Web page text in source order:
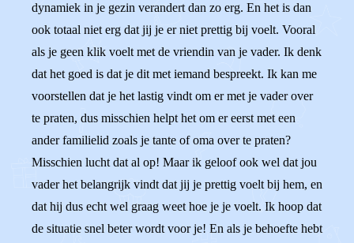
dynamiek in je gezin verandert dan zo erg. En het is dan
ook totaal niet erg dat jij je er niet prettig bij voelt. Vooral
als je geen klik voelt met de vriendin van je vader. Ik denk
dat het goed is dat je dit met iemand bespreekt. Ik kan me
voorstellen dat je het lastig vindt om er met je vader over
te praten, dus misschien helpt het om er eerst met een
ander familielid zoals je tante of oma over te praten?
Misschien lucht dat al op! Maar ik geloof ook wel dat jou
vader het belangrijk vindt dat jij je prettig voelt bij hem, en
dat hij dus echt wel graag weet hoe je je voelt. Ik hoop dat
de situatie snel beter wordt voor je! En als je behoefte hebt